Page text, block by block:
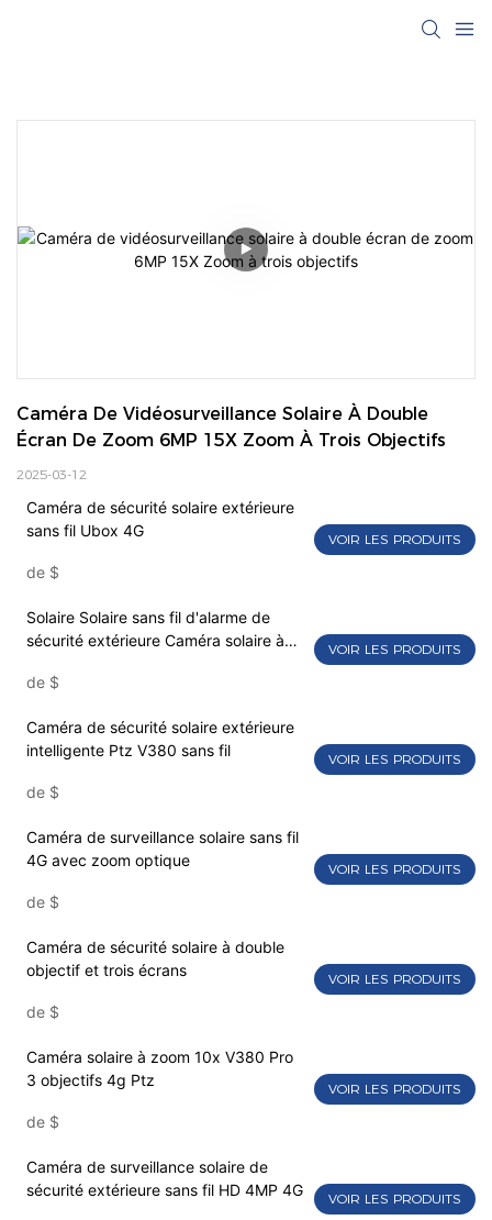
Caméra De Vidéosurveillance Solaire À Double
Écran De Zoom 6MP 15X Zoom À Trois Objectifs
2025-03-12
Caméra de sécurité solaire extérieure
sans fil Ubox 4G
de $
VOIR LES PRODUITS
Solaire Solaire sans fil d'alarme de
sécurité extérieure Caméra solaire à
de $
VOIR LES PRODUITS
Caméra de sécurité solaire extérieure
intelligente Ptz V380 sans fil
de $
VOIR LES PRODUITS
Caméra de surveillance solaire sans fil
4G avec zoom optique
de $
VOIR LES PRODUITS
Caméra de sécurité solaire à double
objectif et trois écrans
de $
VOIR LES PRODUITS
Caméra solaire à zoom 10x V380 Pro
3 objectifs 4g Ptz
de $
VOIR LES PRODUITS
Caméra de surveillance solaire de
sécurité extérieure sans fil HD 4MP 4G
VOIR LES PRODUITS